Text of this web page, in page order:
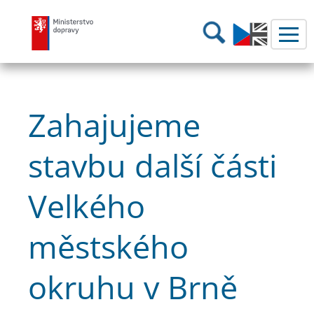
Ministerstvo dopravy Hledání
Zahajujeme
stavbu další části
Velkého
městského
okruhu v Brně